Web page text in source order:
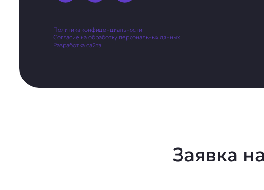
Политика конфиденциальности
Согласие на обработку персональных данных
Разработка сайта
Заявка